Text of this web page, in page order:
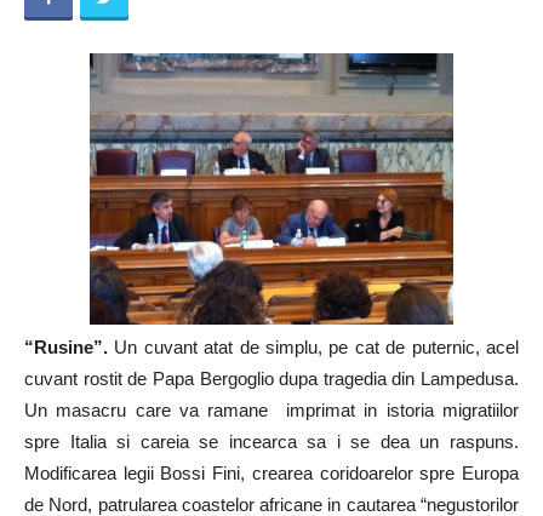
“Rusine”. Un cuvant atat de simplu, pe cat de puternic, acel
cuvant rostit de Papa Bergoglio dupa tragedia din Lampedusa.
Un masacru care va ramane imprimat in istoria migratiilor
spre Italia si careia se incearca sa i se dea un raspuns.
Modificarea legii Bossi Fini, crearea coridoarelor spre Europa
de Nord, patrularea coastelor africane in cautarea “negustorilor